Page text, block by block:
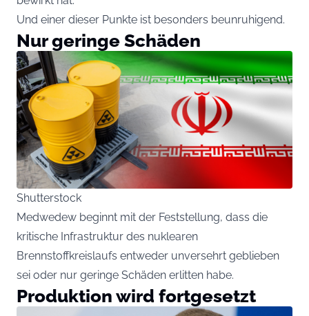
Und einer dieser Punkte ist besonders beunruhigend.
Nur geringe Schäden
Shutterstock
Medwedew beginnt mit der Feststellung, dass die
kritische Infrastruktur des nuklearen
Brennstoffkreislaufs entweder unversehrt geblieben
sei oder nur geringe Schäden erlitten habe.
Produktion wird fortgesetzt